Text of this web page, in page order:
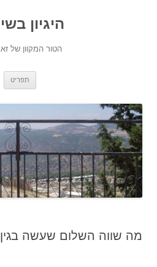
היגיון
הטור המקוון של
תפריט
מה שווה השלום שעשה